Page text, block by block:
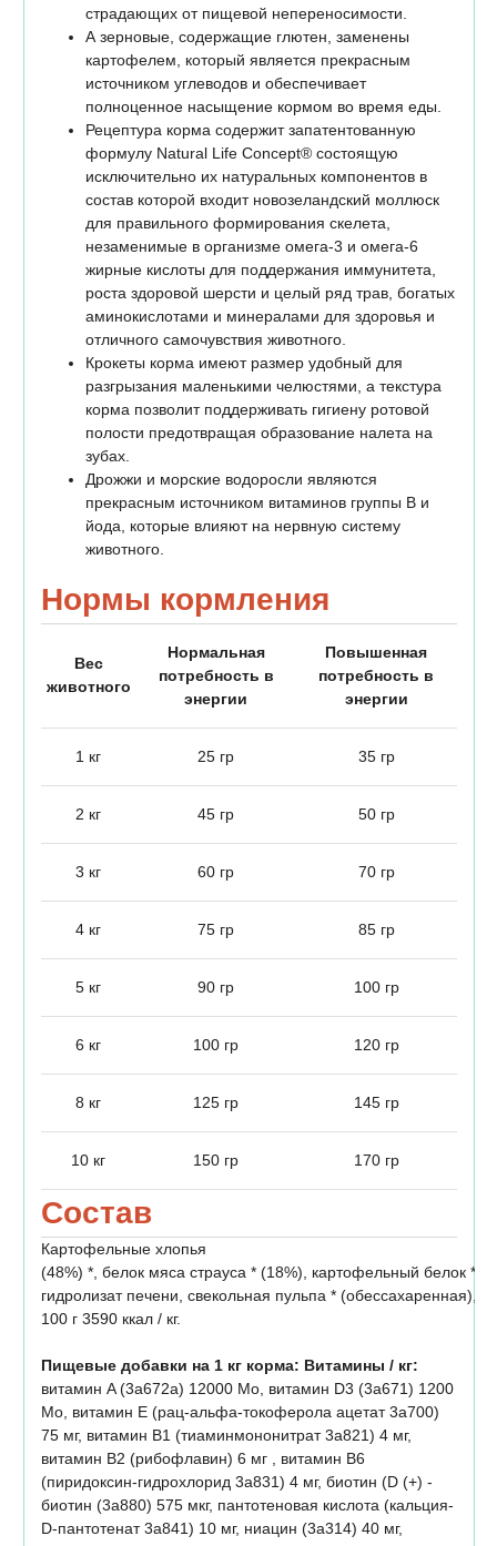
страдающих от пищевой непереносимости.
А зерновые, содержащие глютен, заменены
картофелем, который является прекрасным
источником углеводов и обеспечивает
полноценное насыщение кормом во время еды.
Рецептура корма содержит запатентованную
формулу Natural Life Concept® состоящую
исключительно их натуральных компонентов в
состав которой входит новозеландский моллюск
для правильного формирования скелета,
незаменимые в организме омега-3 и омега-6
жирные кислоты для поддержания иммунитета,
роста здоровой шерсти и целый ряд трав, богатых
аминокислотами и минералами для здоровья и
отличного самочувствия животного.
Крокеты корма имеют размер удобный для
разгрызания маленькими челюстями, а текстура
корма позволит поддерживать гигиену ротовой
полости предотвращая образование налета на
зубах.
Дрожжи и морские водоросли являются
прекрасным источником витаминов группы В и
йода, которые влияют на нервную систему
животного.
Нормы кормления
Вес
животного
Нормальная
потребность в
энергии
Повышенная
потребность в
энергии
1 кг 25 гр 35 гр
2 кг 45 гр 50 гр
3 кг 60 гр 70 гр
4 кг 75 гр 85 гр
5 кг 90 гр 100 гр
6 кг 100 гр 120 гр
8 кг 125 гр 145 гр
10 кг 150 гр 170 гр
Состав
Картофельные хлопья
(48%) *, белок мяса страуса * (18%), картофельный белок
гидролизат печени, свекольная пульпа *
100 г 3590 ккал / кг.
Пищевые добавки на 1 кг корма: Витамины / кг:
витамин A (3а672а) 12000 Мo, витамин D3 (3a671) 1200
Мo, витамин E (рац-альфа-токоферола ацетат 3a700)
75 мг, витамин B1 (тиаминмононитрат 3a821) 4 мг,
витамин B2 (рибофлавин) 6 мг , витамин B6
(пиридоксин-гидрохлорид 3a831) 4 мг, биотин (D (+) -
биотин (3a880) 575 мкг, пантотеновая кислота (кальция-
D-пантотенат 3а841) 10 мг, ниацин (3a314) 40 мг,